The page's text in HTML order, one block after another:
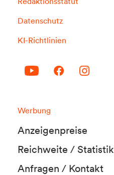
Datenschutz
KI-Richtlinien
Werbung
Anzeigenpreise
Reichweite / Statistik
Anfragen / Kontakt